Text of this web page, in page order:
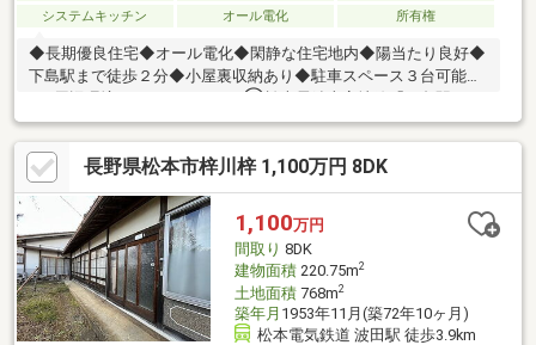
システムキッチン
オール電化 所有権
◆長期優良住宅◆オール電化◆閑静な住宅地内◆陽当たり良好◆
下島駅まで徒歩２分◆小屋裏収納あり◆駐車スペース３台可能
（約１００ｍ）◯セブンイレブン信州波田町店（約５００ｍ）
◯アメリカンドラッグ松本波田店（約６００ｍ）◯デリシア波
田駅前店（約１．７ｋｍ）◯みつば保育園（約１．０ｋｍ）◯
松本市立病院（約２．０ｋｍ）◯波田小学校（約１．７ｋｍ）
◯波田中学校（約１．８ｋｍ）◎ご内覧いただけます お気軽に
ご連絡ください
長野県松本市梓川梓 1,100万円 8DK
1,100万円
間取り 8DK
建物面積220.75m2
土地面積768m2
築年月 1953年11月(築72年10ヶ月)
松本電気鉄道 波田駅 徒歩3.9km